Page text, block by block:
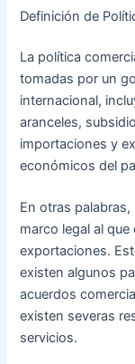
Definición de
La política
tomadas por un
internacional,
aranceles,
importaciones y
económicos del
En otras
marco legal al
exportaciones.
existen algunos
acuerdos
existen severas
servicios.